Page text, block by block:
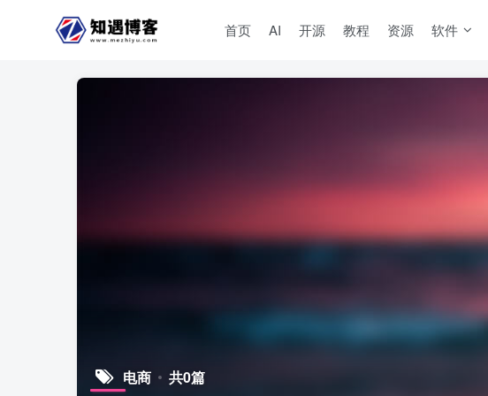
首页 AI 开源 教程 资源 软件
电商 共0篇